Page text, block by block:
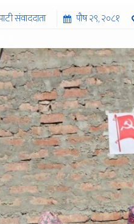
संवाददाता पौष २९, २०८१